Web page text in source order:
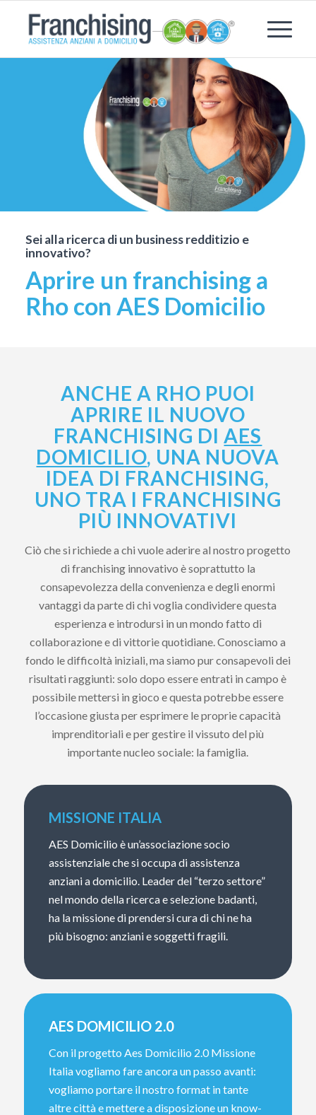
Sei alla ricerca di un business redditizio e
innovativo?
Aprire un franchising a
Rho con AES Domicilio
ANCHE A RHO PUOI
APRIRE IL NUOVO
FRANCHISING DIAES
DOMICILIO, UNA NUOVA
IDEA DI FRANCHISING,
UNO TRA I FRANCHISING
PIÙ INNOVATIVI
Ciò che si richiede a chi vuole aderire al nostro progetto
di franchising innovativo è soprattutto la
consapevolezza della convenienza e degli enormi
vantaggi da parte di chi voglia condividere questa
esperienza e introdursi in un mondo fatto di
collaborazione e di vittorie quotidiane. Conosciamo a
fondo le difficoltà iniziali, ma siamo pur consapevoli dei
risultati raggiunti: solo dopo essere entrati in campo è
possibile mettersi in gioco e questa potrebbe essere
l’occasione giusta per esprimere le proprie capacità
imprenditoriali e per gestire il vissuto del più
importante nucleo sociale: la famiglia.
MISSIONE ITALIA
AES Domicilio è un’associazione socio
assistenziale che si occupa di assistenza
anziani a domicilio. Leader del “terzo settore”
nel mondo della ricerca e selezione badanti,
ha la missione di prendersi cura di chi ne ha
più bisogno: anziani e soggetti fragili.
AES DOMICILIO 2.0
Con il progetto Aes Domicilio 2.0 Missione
Italia vogliamo fare ancora un passo avanti:
vogliamo portare il nostro format in tante
altre città e mettere a disposizione un know-